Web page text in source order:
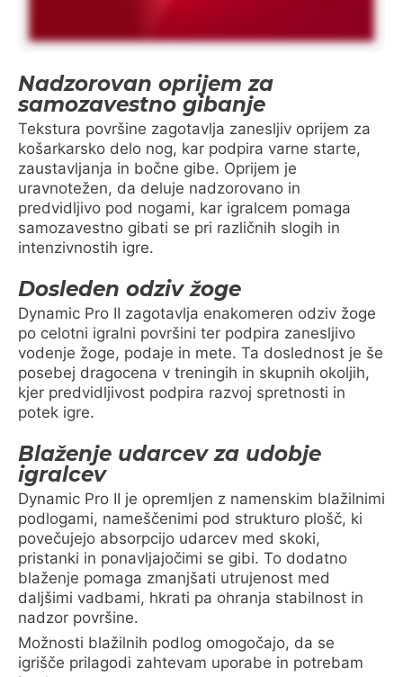
Nadzorovan oprijem za
samozavestno gibanje
Tekstura površine zagotavlja zanesljiv oprijem za
košarkarsko delo nog, kar podpira varne starte,
zaustavljanja in bočne gibe. Oprijem je
uravnotežen, da deluje nadzorovano in
predvidljivo pod nogami, kar igralcem pomaga
samozavestno gibati se pri različnih slogih in
intenzivnostih igre.
Dosleden odziv žoge
Dynamic Pro II zagotavlja enakomeren odziv žoge
po celotni igralni površini ter podpira zanesljivo
vodenje žoge, podaje in mete. Ta doslednost je še
posebej dragocena v treningih in skupnih okoljih,
kjer predvidljivost podpira razvoj spretnosti in
potek igre.
Blaženje udarcev za udobje
igralcev
Dynamic Pro II je opremljen z namenskim blažilnimi
podlogami, nameščenimi pod strukturo plošč, ki
povečujejo absorpcijo udarcev med skoki,
pristanki in ponavljajočimi se gibi. To dodatno
blaženje pomaga zmanjšati utrujenost med
daljšimi vadbami, hkrati pa ohranja stabilnost in
nadzor površine.
Možnosti blažilnih podlog omogočajo, da se
igrišče prilagodi zahtevam uporabe in potrebam